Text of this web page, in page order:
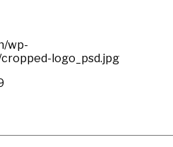
wp-
logo_psd.jpg